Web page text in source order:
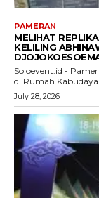
PAMERAN
MELIHAT
KELILING
Soloevent.id -
di Rumah
July 28, 2026